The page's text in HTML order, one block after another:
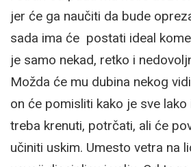
jer će ga naučiti da bude
sada ima će postati ideal
je samo nekad, retko i
Možda će mu dubina nekog
on će pomisliti kako je sve
treba krenuti, potrčati, ali će
učiniti uskim. Umesto vetra na